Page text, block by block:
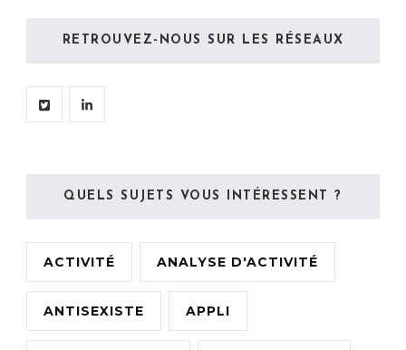
RETROUVEZ-NOUS SUR LES RÉSEAUX
QUELS SUJETS VOUS INTÉRESSENT ?
ACTIVITÉ ANALYSE D'ACTIVITÉ
ANTISEXISTE APPLI